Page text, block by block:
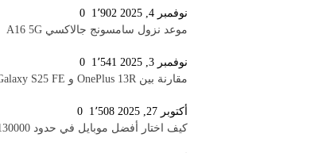
نوفمبر 4, 2025 1٬902
موعد نزول سامسونج جالاكسي A16 5G
نوفمبر 3, 2025 1٬541
مقارنة بين OnePlus 13R و Galaxy S25 FE
أكتوبر 27, 2025 1٬508
كيف اختار أفضل موبايل في حدود 130000 دينار